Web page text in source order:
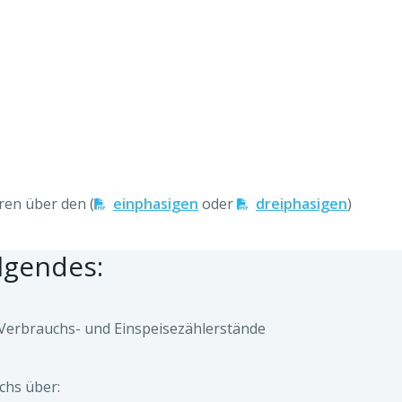
über den ( einphasigen oder dreiphasigen)
und Einspeisezählerstände
über: